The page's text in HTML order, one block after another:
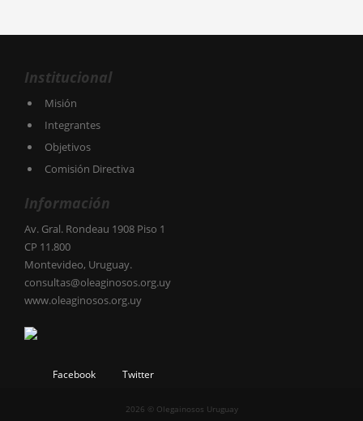
Institucional
Misión
Integrantes
Objetivos
Comisión Directiva
Información
Av. Gral. Rondeau 1908 Piso 1
CP 11.800
Montevideo, Uruguay.
consultas@oleaginosos.org.uy
www.oleaginosos.org.uy
Facebook Twitter
2026 © Olegainosos Uruguay